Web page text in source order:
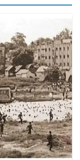
வயநாடு:
அதே
Flow
வாய்ப்பா?
வெற்றி!
பிரியங்கா?
என்ன?